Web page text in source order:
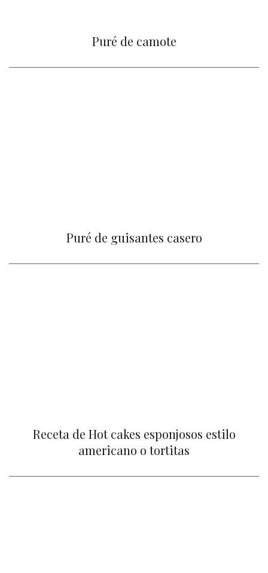
Puré de camote
Puré de guisantes casero
Receta de Hot cakes esponjosos estilo
americano o tortitas